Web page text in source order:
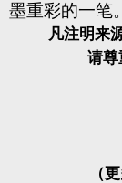
墨重彩的一笔
凡注明来
请尊
（